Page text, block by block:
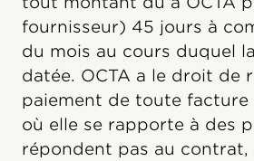
fournisseur) 45 jours à
du mois au cours duquel
datée. OCTA a le droit de
paiement de toute facture
où elle se rapporte à des
répondent pas au contrat,